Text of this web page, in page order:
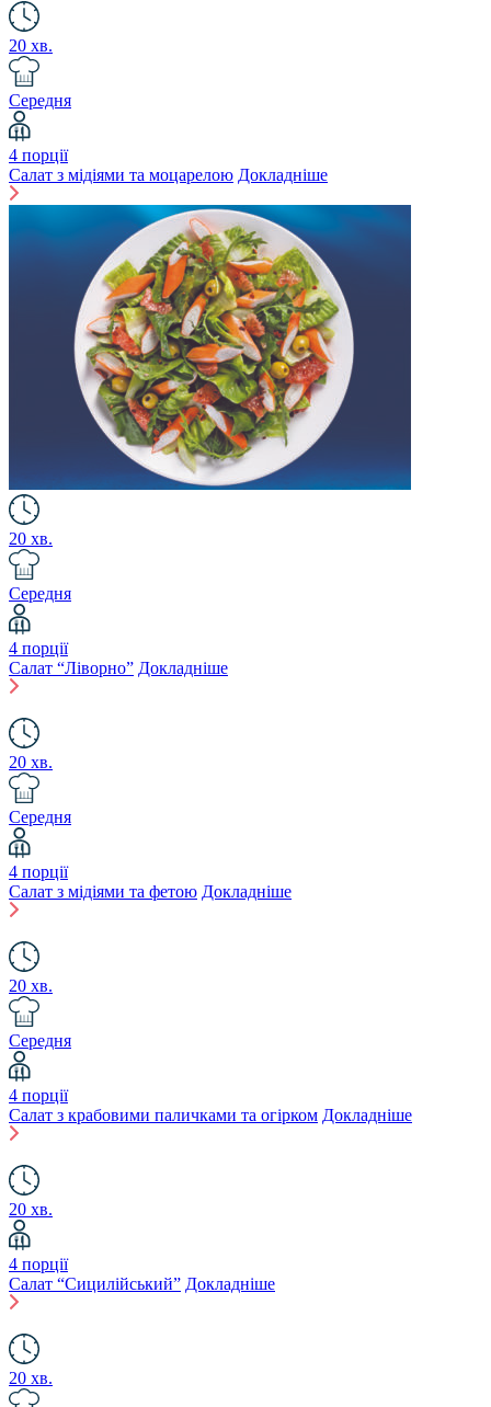
20 хв.
Середня
4 порції
Салат з мідіями та моцарелою Докладніше
20 хв.
Середня
4 порції
Салат “Ліворно” Докладніше
20 хв.
Середня
4 порції
Салат з мідіями та фетою Докладніше
20 хв.
Середня
4 порції
Салат з крабовими паличками та огірком Докладніше
20 хв.
4 порції
Салат “Сицилійський” Докладніше
20 хв.